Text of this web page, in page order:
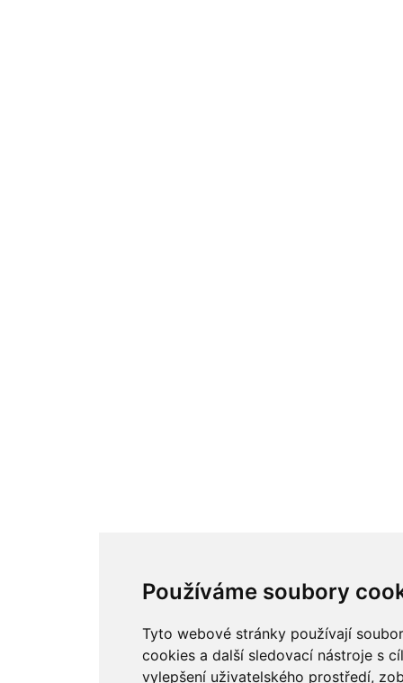
Používáme soubory
Tyto webové stránky používají
cookies a další sledovací nástroje s
vylepšení uživatelského prostředí,